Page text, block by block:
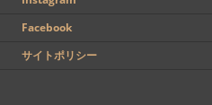
Facebook
サイトポリシー